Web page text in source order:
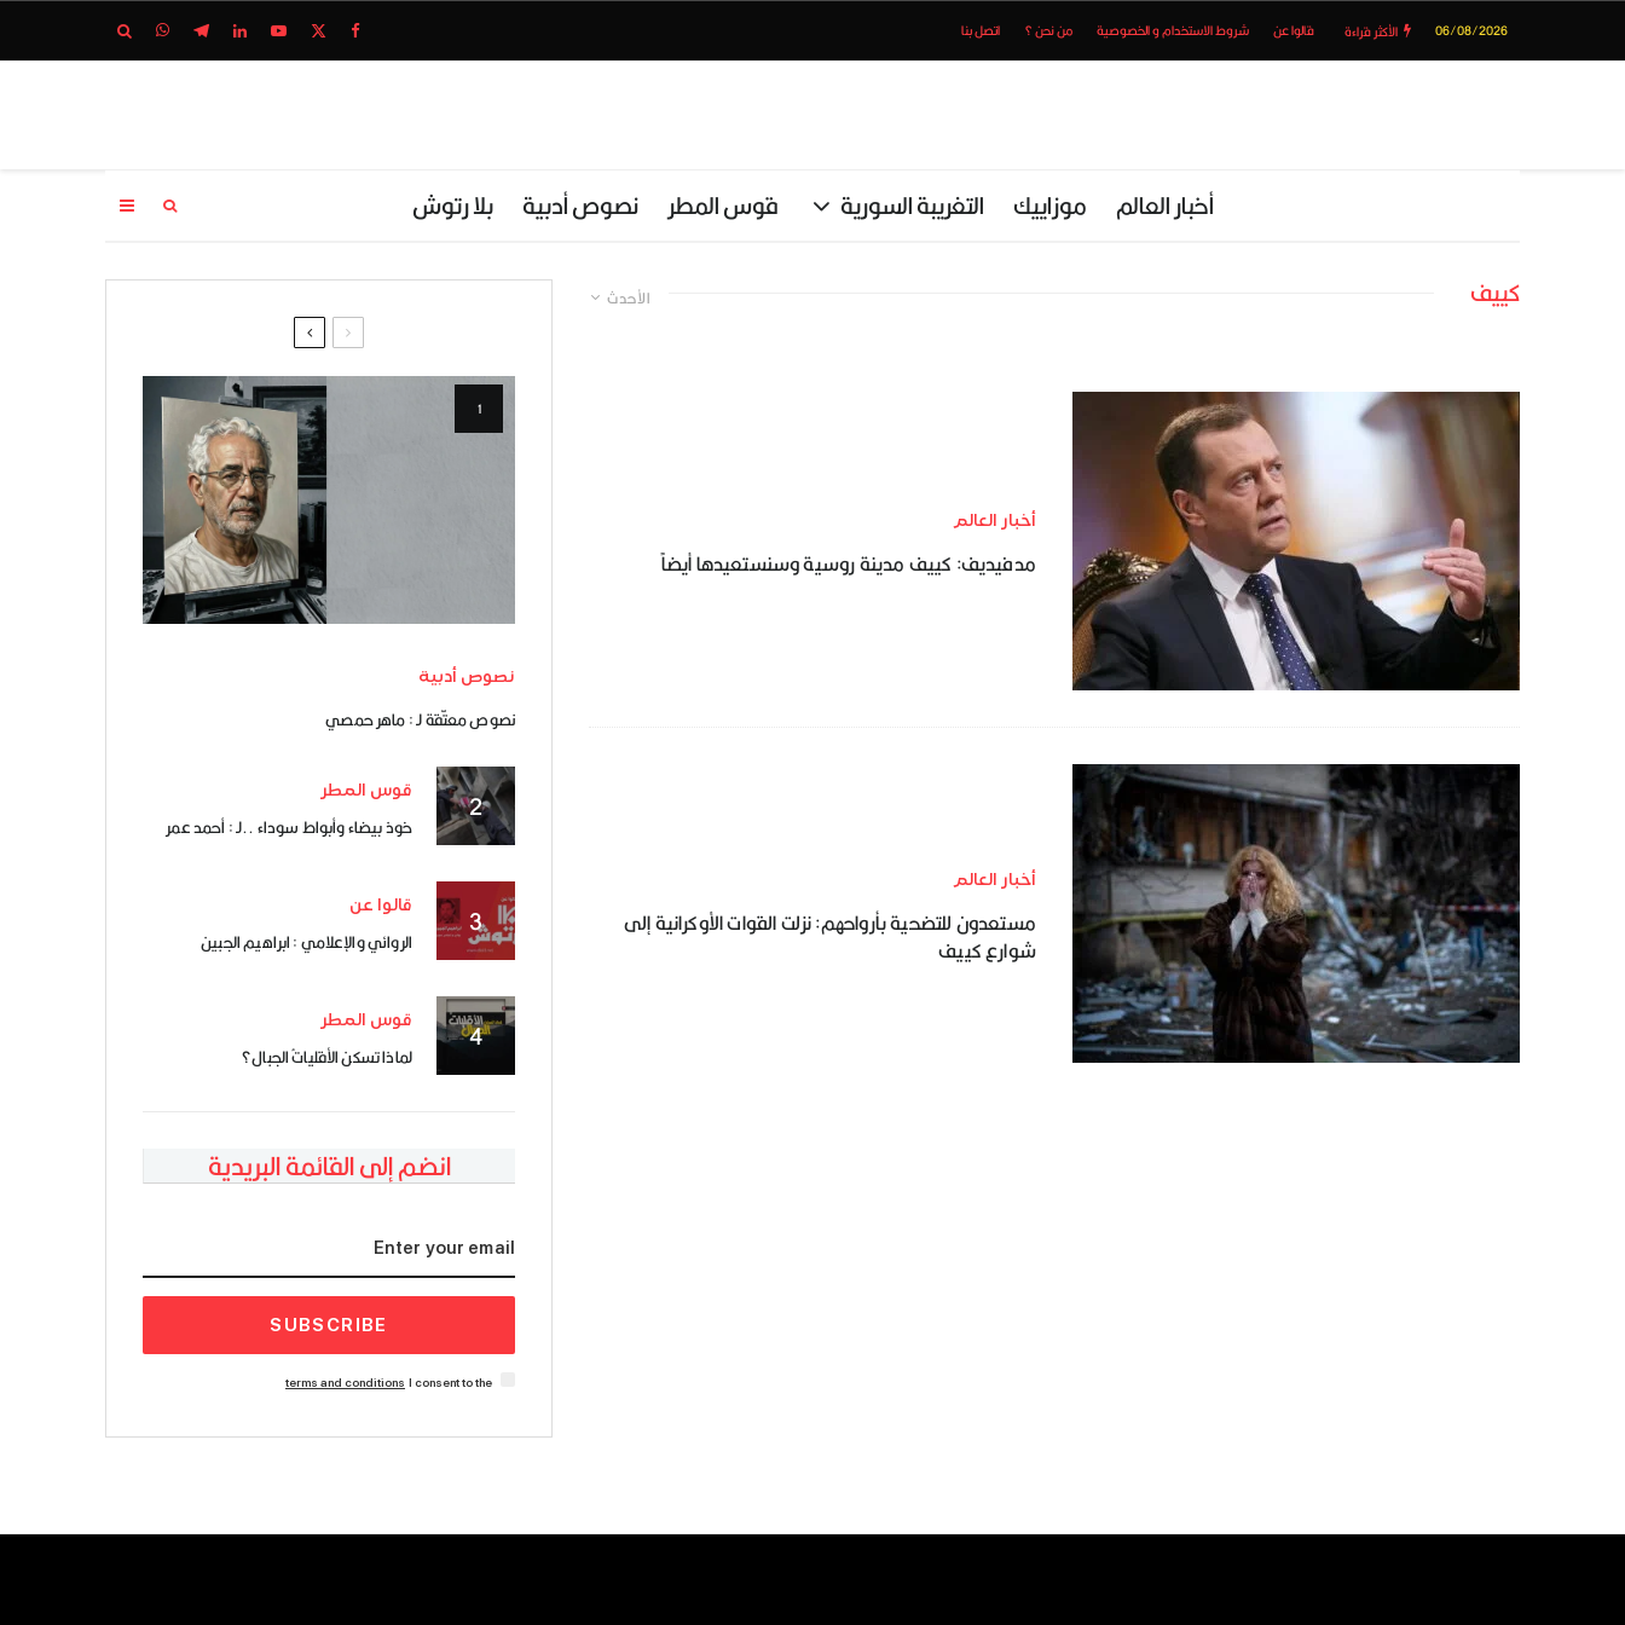
06/08/2026 الأكثر قراءة قالوا عن شروط الاستخدام و الخصوصية من نحن ؟ اتصل بنا
أخبار العالم موزاييك التغريبة السورية قوس المطر نصوص أدبية بلا رتوش
الأحدث كييف
أخبار العالم
مدفيديف: كييف مدينة روسية وسنستعيدها أيضاً
أخبار العالم
مستعدون للتضحية بأرواحهم: نزلت القوات الأوكرانية إلى
شوارع كييف
نصوص أدبية
نصوص معتّقة لـ : ماهر حمصي
قوس المطر
خوذ بيضاء وأبواط سوداء ..لـ : أحمد عمر
قالوا عن
الروائي والإعلامي : ابراهيم الجبين
قوس المطر
لماذا تسكن الأقلياتُ الجبال؟
انضم إلى القائمة البريدية
SUBSCRIBE
I consent to the
terms and conditions